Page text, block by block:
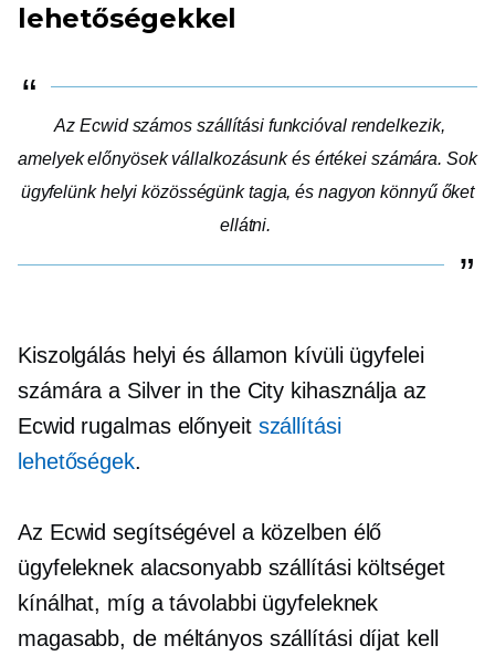
lehetőségekkel
Az Ecwid számos szállítási funkcióval rendelkezik,
amelyek előnyösek vállalkozásunk és értékei számára. Sok
ügyfelünk helyi közösségünk tagja, és nagyon könnyű őket
ellátni.
Kiszolgálás helyi és államon kívüliügyfelei
számára a Silver in the City kihasználja az
Ecwid rugalmas előnyeit szállítási
lehetőségek.
Az Ecwid segítségével a közelben élő
ügyfeleknek alacsonyabb szállítási költséget
kínálhat, míg a távolabbi ügyfeleknek
magasabb, de méltányos szállítási díjat kell